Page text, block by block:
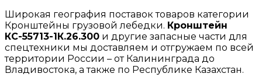
Широкая география поставок товаров категории
Кронштейны грузовой лебедки. Кронштейн
КС-55713-1К.26.300 и другие запасные части для
спецтехники мы доставляем и отгружаем по всей
территории России – от Калининграда до
Владивостока, а также по Республике Казахстан.